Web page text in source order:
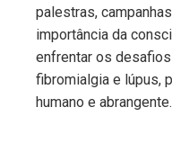
palestras,
importância da
enfrentar os
fibromialgia e lúpus,
humano e abrangente.